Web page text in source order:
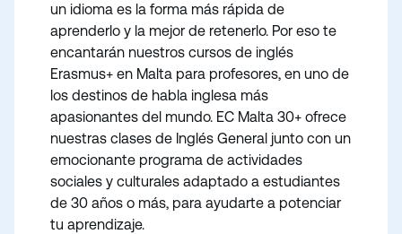
un idioma es la forma más rápida de
aprenderlo y la mejor de retenerlo. Por eso te
encantarán nuestros cursos de inglés
Erasmus+ en Malta para profesores, en uno de
los destinos de habla inglesa más
apasionantes del mundo. EC Malta 30+ ofrece
nuestras clases de Inglés General junto con un
emocionante programa de actividades
sociales y culturales adaptado a estudiantes
de 30 años o más, para ayudarte a potenciar
tu aprendizaje.